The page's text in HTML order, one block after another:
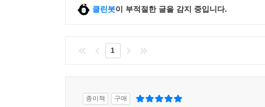
공동의 목표를 달성하려면 그걸 가능케 하는 팀원
있다. 팀의 정의가 온전해지려면 “공동의 목표 달
팀워크
클린봇이 부적절한 글을 감지 중입니다.
1
종이책 구매